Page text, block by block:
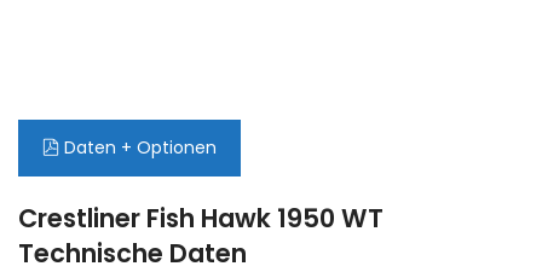
Daten + Optionen
Crestliner Fish Hawk 1950 WT
Technische Daten